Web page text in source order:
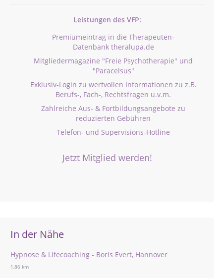
Leistungen des VFP:
Premiumeintrag in die Therapeuten-
Datenbank theralupa.de
Mitgliedermagazine "Freie Psychotherapie" und
"Paracelsus"
Exklusiv-Login zu wertvollen Informationen zu z.B.
Berufs-, Fach-, Rechtsfragen u.v.m.
Zahlreiche Aus- & Fortbildungsangebote zu
reduzierten Gebühren
Telefon- und Supervisions-Hotline
Jetzt Mitglied werden!
In der Nähe
Hypnose & Lifecoaching - Boris Evert, Hannover
1,86 km